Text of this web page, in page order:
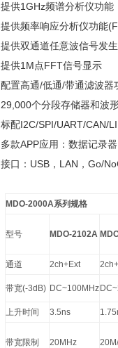
提供1GHz频谱分析仪功能
提供频率响应分析仪功能
提供双通道任意波信号发
提供1M点FFT信号显示
配置高通/低通/带通滤波器
29,000个分段存储器和波
标配I2C/SPI/UART/CAN/
多款APP应用：数据记录
接口：USB，LAN，Go/
MDO-2000A系列规格
型号 MDO-2102A
通道 2ch+Ext
带宽(-3dB) DC~100MHz
上升时间 3.5ns
带宽限制 20MHz